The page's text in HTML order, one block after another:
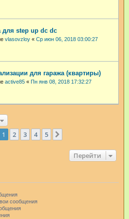
для step up dc dc
vlasovzloy « Ср июн 06, 2018 03:00:27
для гаража (квартиры)
active85 « Пн янв 08, 2018 17:32:27
1 2 3 4 5
Перейти
сообщения